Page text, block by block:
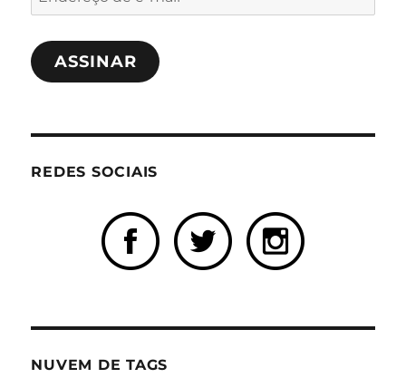
de
e-
mailASSINAR
REDES SOCIAIS
NUVEM DE TAGS